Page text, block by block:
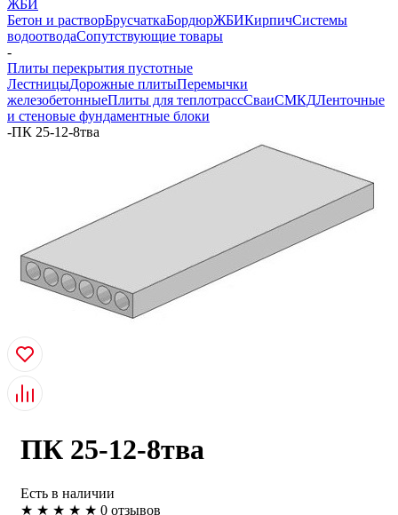
ЖБИ
Бетон и растворБрусчаткаБордюрЖБИКирпичСистемы
водоотводаСопутствующие товары
-
Плиты перекрытия пустотные
ЛестницыДорожные плитыПеремычки
железобетонныеПлиты для теплотрассСваиСМКДЛенточные
и стеновые фундаментные блоки
-ПК 25-12-8тва
ПК 25-12-8тва
Есть в наличии
★ ★ ★ ★ ★ 0 отзывов